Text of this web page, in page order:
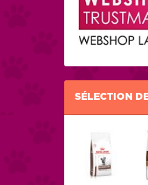
SÉLECTION